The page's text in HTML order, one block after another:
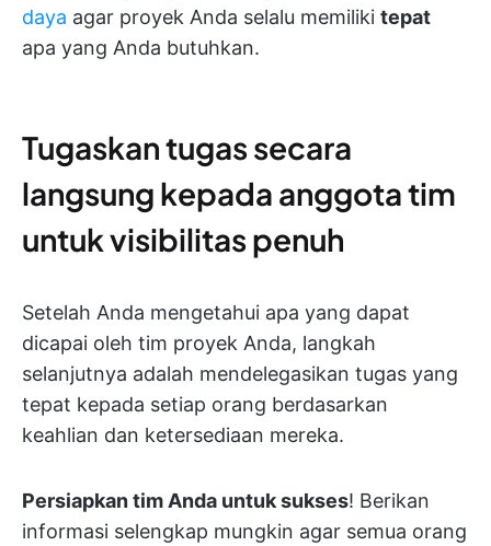
daya agar proyek Anda selalu memiliki tepat
apa yang Anda butuhkan.
Tugaskan tugas secara
langsung kepada anggota tim
untuk visibilitas penuh
Setelah Anda mengetahui apa yang dapat
dicapai oleh tim proyek Anda, langkah
selanjutnya adalah mendelegasikan tugas yang
tepat kepada setiap orang berdasarkan
keahlian dan ketersediaan mereka.
Persiapkan tim Anda untuk sukses! Berikan
informasi selengkap mungkin agar semua orang